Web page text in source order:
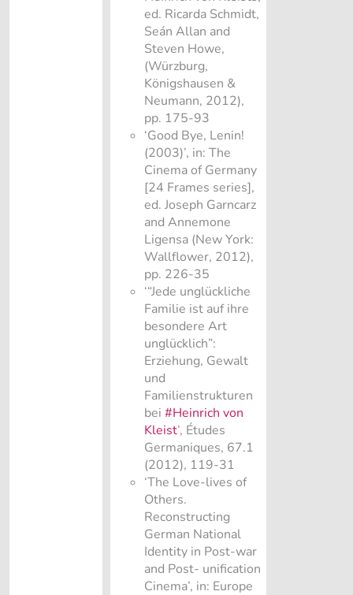
ed. Ricarda Schmidt,
Seán Allan and
Steven Howe,
(Würzburg,
Königshausen &
Neumann, 2012),
pp. 175-93
‘Good Bye, Lenin!
(2003)’, in: The
Cinema of Germany
[24 Frames series],
ed. Joseph Garncarz
and Annemone
Ligensa (New York:
Wallflower, 2012),
pp. 226-35
‘“Jede unglückliche
Familie ist auf ihre
besondere Art
unglücklich”:
Erziehung, Gewalt
und
Familienstrukturen
bei #Heinrich von
Kleist’, Études
Germaniques, 67.1
(2012), 119-31
‘The Love-lives of
Others.
Reconstructing
German National
Identity in Post-war
and Post- unification
Cinema’, in: Europe